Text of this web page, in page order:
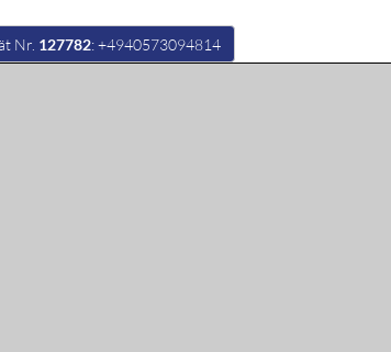
Nr. 127782: +4940573094814